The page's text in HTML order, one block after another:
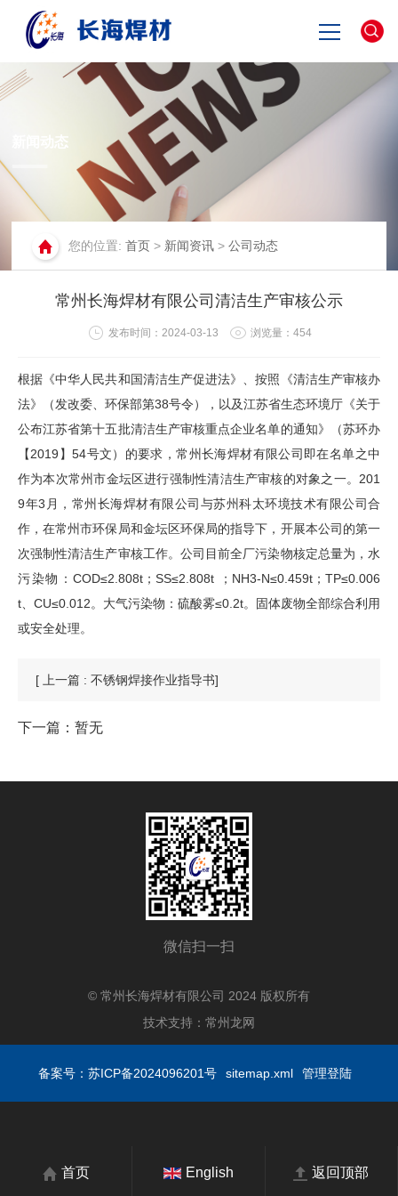
网站首页
关于长海
产品中心
新闻资讯
联系我们
新闻动态
您的位置:首页 > 新闻资讯 >公司动态
常州长海焊材有限公司清洁生产审核公示
发布时间：2024-03-13 浏览量： 454
根据《中华人民共和国清洁生产促进法》、按照《清洁生产审核办
法》（发改委、环保部第38号令），以及江苏省生态环境厅《关于
公布江苏省第十五批清洁生产审核重点企业名单的通知》（苏环办
【2019】54号文）的要求，常州长海焊材有限公司即在名单之中
作为本次常州市金坛区进行强制性清洁生产审核的对象之一。201
9年3月，常州长海焊材有限公司与苏州科太环境技术有限公司合
作，在常州市环保局和金坛区环保局的指导下，开展本公司的第一
次强制性清洁生产审核工作。公司目前全厂污染物核定总量为，水
污染物：COD≤2.808t；SS≤2.808t ；NH3-N≤0.459t；TP≤0.006
t、CU≤0.012。大气污染物：硫酸雾≤0.2t。固体废物全部综合利用
或安全处理。
[ 上一篇 : 不锈钢焊接作业指导书]
下一篇：暂无
微信扫一扫
© 常州长海焊材有限公司 2024 版权所有
技术支持： 常州龙网
备案号：苏ICP备2024096201号 sitemap.xml 管理登陆
首页 English 返回顶部